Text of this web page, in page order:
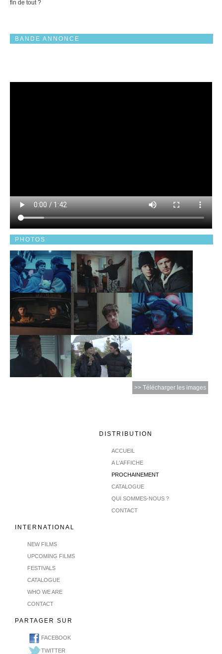
fin de tout ?
BANDE ANNONCE
PHOTOS
>> Télécharger les images
DISTRIBUTION
ACCUEIL
A L'AFFICHE
PROCHAINEMENT
CATALOGUE
QUI SOMMES-NOUS ?
CONTACT
INTERNATIONAL
NEW FILMS
UPCOMING FILMS
FESTIVALS
CATALOGUE
WHO WE ARE
CONTACT
PARTAGER SUR
FACEBOOK
TWITTER